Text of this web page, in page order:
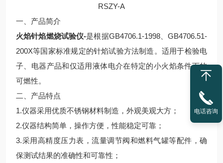
RSZY-A
一、产品简介
火焰针焰燃烧试验仪-是根据GB4706.1-1998、GB4706.51-
200X等国家标准规定的针焰试验方法制造。适用于检验电
子、电器产品和仅适用液体电介在特定的小火焰条件下的
可燃性。
二、产品特点
1.仪器采用优质不锈钢材料制造，外观美观大方；
2.仪器结构简单，操作方便，性能稳定可靠；
3.采用高精度压力表，流量调节阀和燃料气罐等配件，确
保测试结果的准确性和可靠性；
电话咨询